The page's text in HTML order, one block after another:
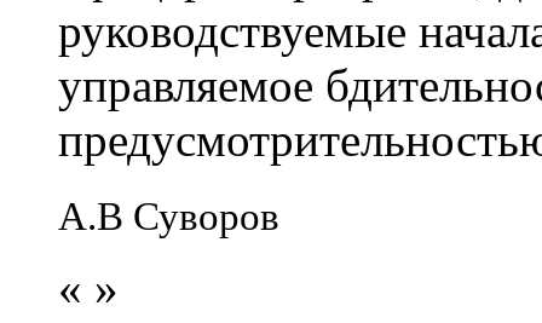
руководствуемые
управляемое
А.В Суворов
« »